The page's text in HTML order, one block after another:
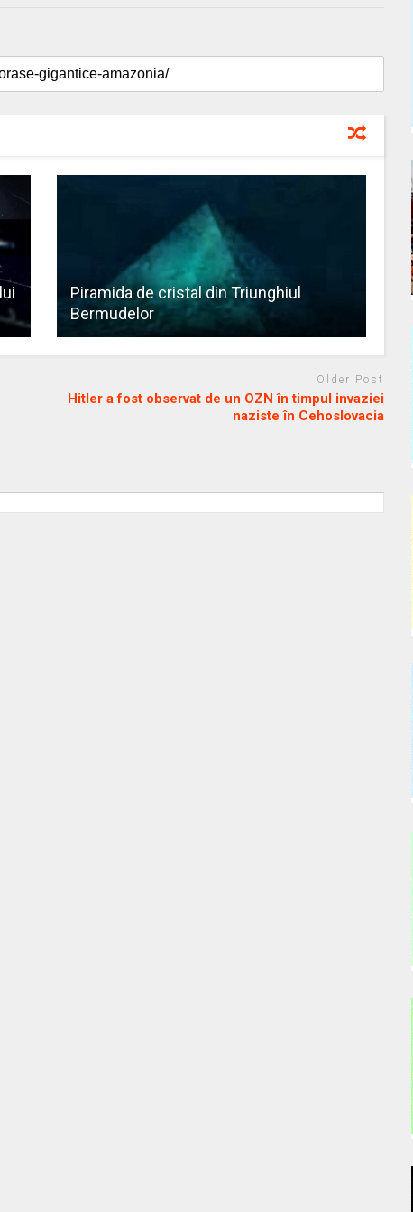
Piramida de cristal din Triunghiul
Bermudelor
Older Post
Hitler a fost observat de un OZN în timpul invaziei
naziste în Cehoslovacia